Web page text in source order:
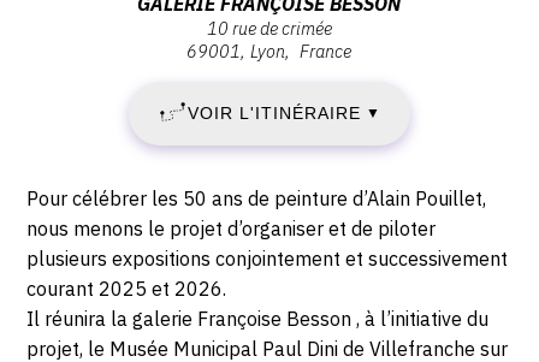
2025
-
SAMEDI
31
JANVIER
2026
rue
de
Crimée,
69001
Lyon
10 rue de crimée
69001 Lyon France
VOIR L'ITINÉRAIRE ▼
Description,
horaires...
Pour célébrer les 50 ans de peinture d’Alain Pouillet,
nous menons le projet d’organiser et de piloter
plusieurs expositions conjointement et successivement
courant 2025 et 2026.
Il réunira la galerie Françoise Besson , à l’initiative du
projet, le Musée Municipal Paul Dini de Villefranche sur